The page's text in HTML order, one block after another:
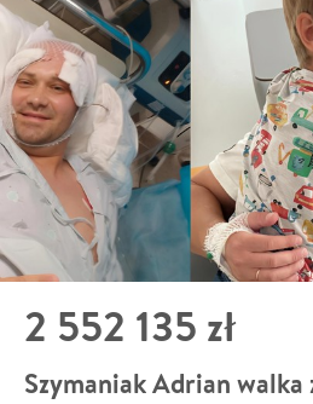
2 552 135 zł
Szymaniak Adrian walka